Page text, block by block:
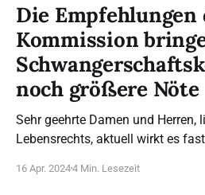
Die Empfehlungen
Kommission
noch größere Nöte
Sehr geehrte Damen und Herren,
Lebensrechts, aktuell wirkt es fast so, als gäbe es eine
Gesundheitsleistung zu machen,
16 Apr. 20244 Min. Lesezeit